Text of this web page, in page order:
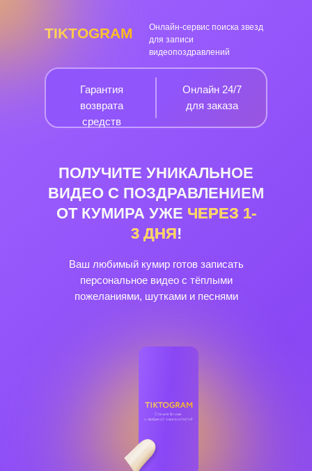
TIKTOGRAM
Ваш любимый кумир готов записать
персональное видео с тёплыми
пожеланиями, шутками и песнями
Онлайн-сервис поиска звезд
для записи
видеопоздравлений
ПОЛУЧИТЕ УНИКАЛЬНОЕ
ВИДЕО С ПОЗДРАВЛЕНИЕМ
ОТ КУМИРА УЖЕ ЧЕРЕЗ 1-
3 ДНЯ!
Онлайн 24/7
для заказа
Гарантия
возврата
средств